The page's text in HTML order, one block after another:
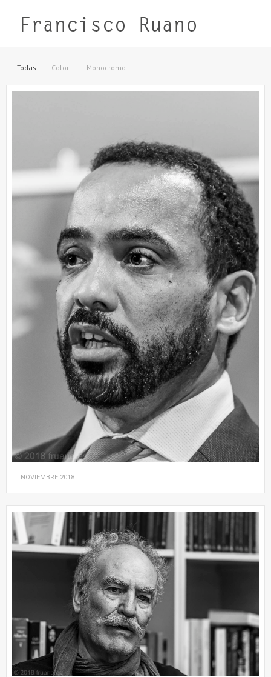
Todas Color Monocromo
NOVIEMBRE 2018